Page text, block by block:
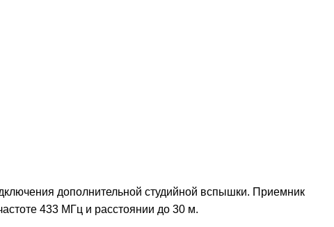
дополнительной студийной вспышки. Приемник
433 МГц и расстоянии до 30 м.